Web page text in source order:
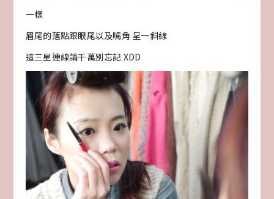
一樣
眉尾的落點跟眼尾以及嘴角 呈一斜線
這三星連線請千萬別忘記 XDD